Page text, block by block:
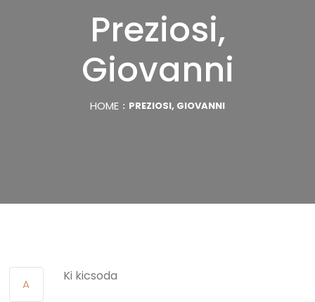
Preziosi,
Giovanni
HOME PREZIOSI, GIOVANNI
A
Ki kicsoda